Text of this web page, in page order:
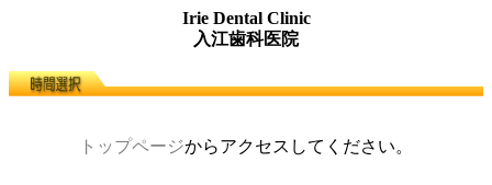
Irie Dental Clinic
入江歯科医院
トップページからアクセスしてください。